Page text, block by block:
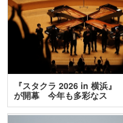
『スタクラ 2026 in 横浜』
が開幕 今年も多彩なス
テ…